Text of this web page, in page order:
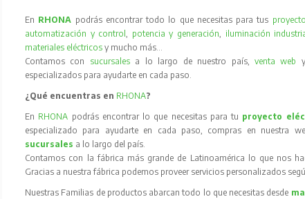
En RHONA podrás encontrar todo lo que necesitas para tus
automatización y control, potencia y generación, iluminación
materiales eléctricos y mucho más…
Contamos con sucursales a lo largo de nuestro país, venta web
especializados para ayudarte en cada paso.
¿Qué encuentras en RHONA?
En RHONA podrás encontrar lo que necesitas para tu proyecto
especializado para ayudarte en cada paso, compras en nuestra
sucursales a lo largo del país.
Contamos con la fábrica más grande de Latinoamérica lo que nos
Gracias a nuestra fábrica podemos proveer servicios personalizados
Nuestras Familias de productos abarcan todo lo que necesitas desde